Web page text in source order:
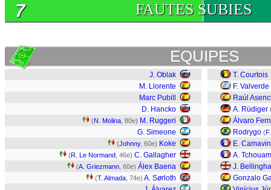
FAUTES SUBIES
7
EQUIPES
J. Oblak
M. Llorente
Marc Pubill
D. Hancko
(N. Molina , 80e) M. Ruggeri
G. Simeone
(Johnny, 60e) Koke
(R. Le Normand , 46e) C. Gallagher
(A. Griezmann , 60e) Álex Baena
(T. Almada , 74e) A. Sørloth
T. Courtois
F. Valverde
Raúl
A. Rüdiger
Álvaro
Rodrygo (
E.
A.
J.
Gonzalo